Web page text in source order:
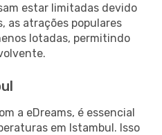
estar limitadas devido
as atrações populares
lotadas, permitindo
a eDreams, é essencial
em Istambul. Isso